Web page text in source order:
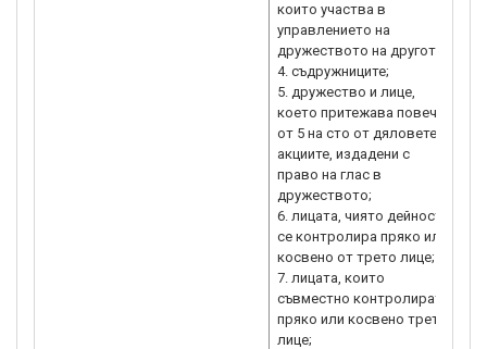
които участва в
управлението на
дружеството на другото;
4. съдружниците;
5. дружество и лице,
което притежава повече
от 5 на сто от дяловете и
акциите, издадени с
право на глас в
дружеството;
6. лицата, чиято дейност
се контролира пряко или
косвено от трето лице;
7. лицата, които
съвместно контролират
пряко или косвено трето
лице;